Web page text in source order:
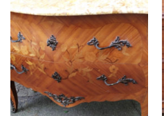
RUPTURE DE STOCK